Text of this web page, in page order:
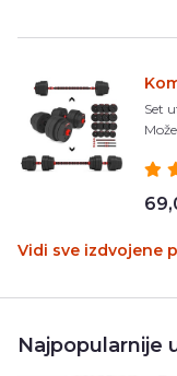
Set
Vidi sve izdvojene
Najpopularnije